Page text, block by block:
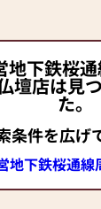
地下鉄桜
壇店は見
た。
条件を広げ
地下鉄桜通線